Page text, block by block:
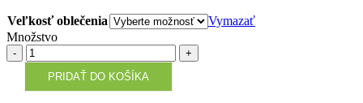
Veľkosť oblečenia
Vymazať
Množstvo
Množstvo
PRIDAŤ DO KOŠÍKA